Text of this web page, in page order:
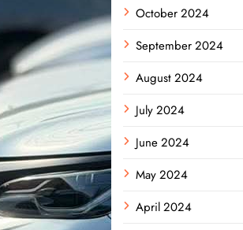
October 2024
September 2024
August 2024
July 2024
June 2024
May 2024
April 2024